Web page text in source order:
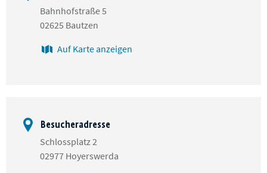
Bahnhofstraße 5
02625 Bautzen
Auf Karte anzeigen
Besucheradresse
Schlossplatz 2
02977 Hoyerswerda